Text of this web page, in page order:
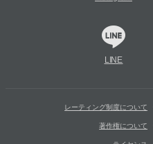
LINE
レーティング制度について
著作権について